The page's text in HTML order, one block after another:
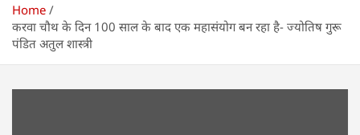
Home
करवा चौथ के दिन 100 साल के बाद एक महासंयोग बन रहा है- ज्योतिष गुरू
पंडित अतुल शास्त्री